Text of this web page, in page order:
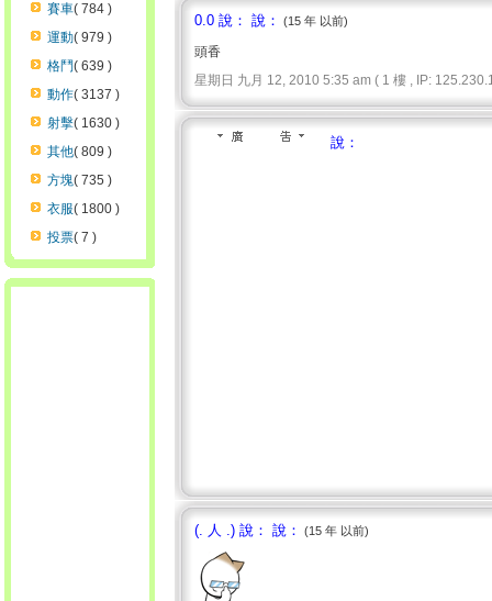
賽車( 784 )
運動( 979 )
格鬥( 639 )
動作( 3137 )
射擊( 1630 )
其他( 809 )
方塊( 735 )
衣服( 1800 )
投票( 7 )
0.0 說： 說： (15 年 以前)
頭香
星期日 九月 12, 2010 5:35 am ( 1 樓 , IP:
說：
(. 人 .) 說： 說： (15 年 以前)